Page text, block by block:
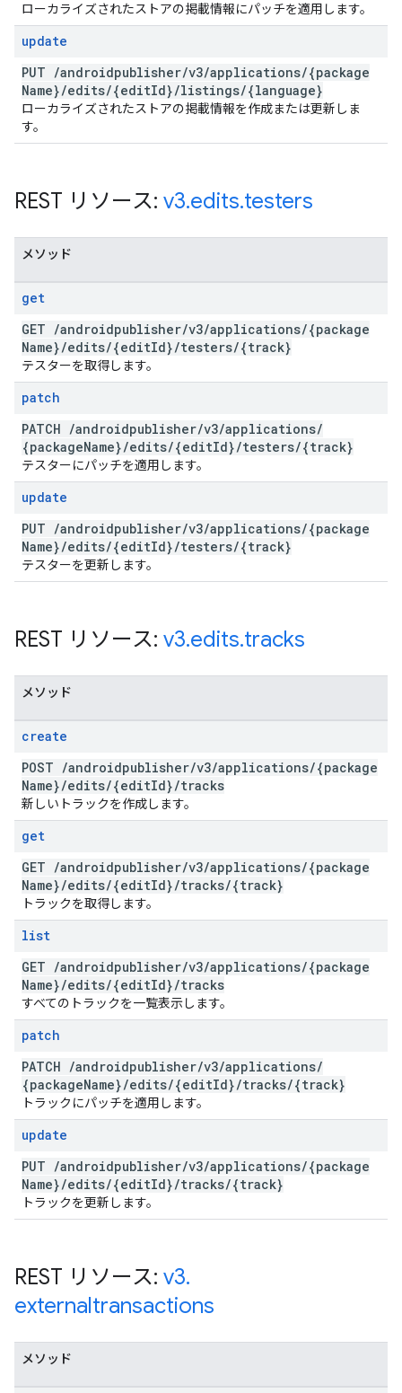
ローカライズされたストアの掲載情報にパッチを適用します。
update
PUT /androidpublisher/v3/applications/{package
Name}/edits/{editId}/listings/{language}
ローカライズされたストアの掲載情報を作成または更新しま
す。
REST リソース: v3.edits.testers
メソッド
get
GET /androidpublisher/v3/applications/{package
Name}/edits/{editId}/testers/{track}
テスターを取得します。
patch
PATCH /androidpublisher/v3/applications/
{packageName}/edits/{editId}/testers/{track}
テスターにパッチを適用します。
update
PUT /androidpublisher/v3/applications/{package
Name}/edits/{editId}/testers/{track}
テスターを更新します。
REST リソース: v3.edits.tracks
メソッド
create
POST /androidpublisher/v3/applications/{package
Name}/edits/{editId}/tracks
新しいトラックを作成します。
get
GET /androidpublisher/v3/applications/{package
Name}/edits/{editId}/tracks/{track}
トラックを取得します。
list
GET /androidpublisher/v3/applications/{package
Name}/edits/{editId}/tracks
すべてのトラックを一覧表示します。
patch
PATCH /androidpublisher/v3/applications/
{packageName}/edits/{editId}/tracks/{track}
トラックにパッチを適用します。
update
PUT /androidpublisher/v3/applications/{package
Name}/edits/{editId}/tracks/{track}
トラックを更新します。
REST リソース: v3.
externaltransactions
メソッド